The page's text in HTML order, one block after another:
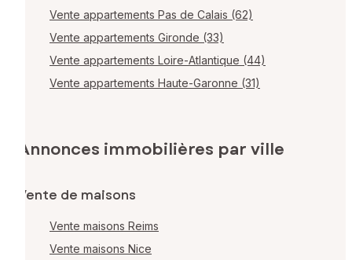
Vente appartements Pas de Calais (62)
Vente appartements Gironde (33)
Vente appartements Loire-Atlantique (44)
Vente appartements Haute-Garonne (31)
Annonces immobilières par ville
Vente de maisons
Vente maisons Reims
Vente maisons Nice